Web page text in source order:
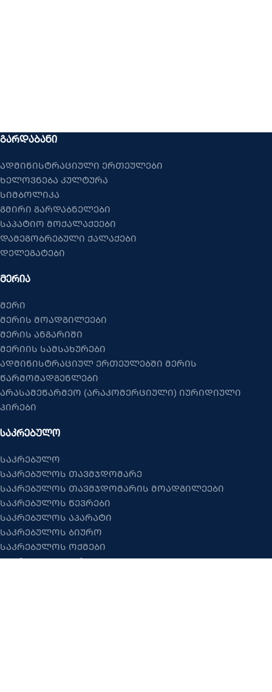
ᲒᲐᲠᲓᲐᲑᲐᲜᲘ
ადმინისტრაციული ერთეულები
ხელოვნება კულტურა
სიმბოლიკა
გმირი გარდაბნელები
საპატიო მოქალაქეები
დამეგობრებული ქალაქები
დელეგატები
ᲛᲔᲠᲘᲐ
მერი
მერის მოადგილეები
მერის ანგარიში
მერიის სამსახურები
ადმინისტრაციულ ერთეულებში მერის
წარმომადგენლები
არასამეწარმეო (არაკომერციული) იურიდიული
პირები
ᲡᲐᲙᲠᲔᲑᲣᲚᲝ
საკრებულო
საკრებულოს თავმჯდომარე
საკრებულოს თავმჯდომარის მოადგილეები
საკრებულოს წევრები
საკრებულოს აპარატი
საკრებულოს ბიურო
საკრებულოს ოქმები
საკრებულოს ფრაქციები